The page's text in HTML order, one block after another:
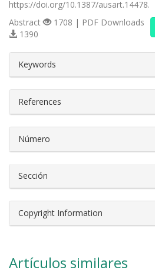
https://doi.org/10.1387/ausart.14478.
Abstract
1708 | PDF Downloads
1390
Keywords
References
Número
Sección
Copyright Information
Artículos similares